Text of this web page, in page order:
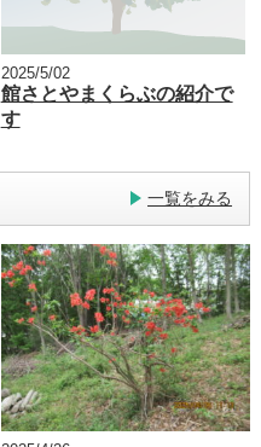
2025/5/02
館さとやまくらぶの紹介で
す
一覧をみる